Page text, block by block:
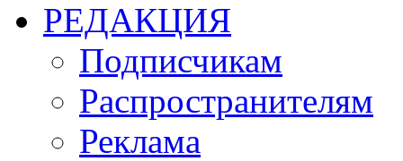
РЕДАКЦИЯ
Подписчикам
Распространителям
Реклама